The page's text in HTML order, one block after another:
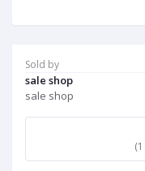
Sold by
sale shop
sale shop